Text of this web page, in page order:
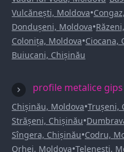
Vulcănești, Moldova•
Dondușeni, Moldova•
Colonița, Moldova•Ciocana,
Buiucani, Chișinău
profile metalice
Chișinău, Moldova•Trușeni,
Strășeni, Chișinău•
Sîngera, Chișinău•Codru,
Orhei, Moldova•Telenești,